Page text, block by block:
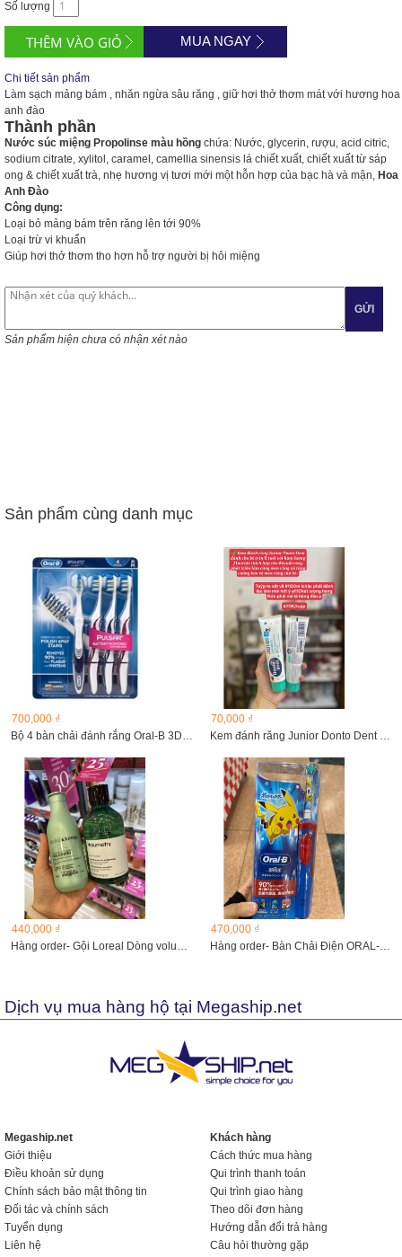
Số lượng
MUA NGAY
Chi tiết sản phẩm
Làm sạch mảng bám , nhăn ngừa sâu răng , giữ hơi thở thơm mát với hương hoa
anh đào
Thành phần
Nước súc miệng Propolinse màu hồng chứa: Nước, glycerin, rượu, acid citric,
sodium citrate, xylitol, caramel, camellia sinensis lá chiết xuất, chiết xuất từ sáp
ong & chiết xuất trà, nhẹ hương vị tươi mới một hỗn hợp của bạc hà và mận, Hoa
Anh Đào
Công dụng:
Loại bỏ mảng bám trên răng lên tới 90%
Loại trừ vi khuẩn
Giúp hơi thở thơm tho hơn hỗ trợ người bị hôi miệng
GỬI
Sản phẩm hiện chưa có nhận xét nào
Sản phẩm cùng danh mục
700,000 ₫
Bộ 4 bàn chải đánh rắng Oral-B 3D White PULSAR Battery...
70,000 ₫
Kem đánh răng Junior Donto Dent 100ml
440,000 ₫
Hàng order- Gội Loreal Dòng volumetry dành cho tóc mỏng,...
470,000 ₫
Hàng order- Bàn Chải Điện ORAL-B cho các bé
Dịch vụ mua hàng hộ tại Megaship.net
Megaship.net
Giới thiệu
Điều khoản sử dụng
Chính sách bảo mật thông tin
Đối tác và chính sách
Tuyển dụng
Liên hệ
Khách hàng
Cách thức mua hàng
Qui trình thanh toán
Qui trình giao hàng
Theo dõi đơn hàng
Hướng dẫn đổi trả hàng
Câu hỏi thường gặp